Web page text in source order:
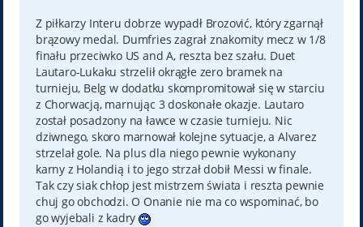
Z piłkarzy Interu dobrze wypadł Brozović, który zgarnął
brązowy medal. Dumfries zagrał znakomity mecz w 1/8
finału przeciwko US and A, reszta bez szału. Duet
Lautaro-Lukaku strzelił okrągłe zero bramek na
turnieju, Belg w dodatku skompromitował się w starciu
z Chorwacją, marnując 3 doskonałe okazje. Lautaro
został posadzony na ławce w czasie turnieju. Nic
dziwnego, skoro marnował kolejne sytuacje, a Alvarez
strzelał gole. Na plus dla niego pewnie wykonany
karny z Holandią i to jego strzał dobił Messi w finale.
Tak czy siak chłop jest mistrzem świata i reszta pewnie
chuj go obchodzi. O Onanie nie ma co wspominać, bo
go wyjebali z kadry